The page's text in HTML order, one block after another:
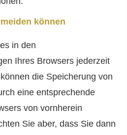
können
in den
Ihres Browsers jederzeit
die Speicherung von
eine entsprechende
von vornherein
Sie aber, dass Sie dann